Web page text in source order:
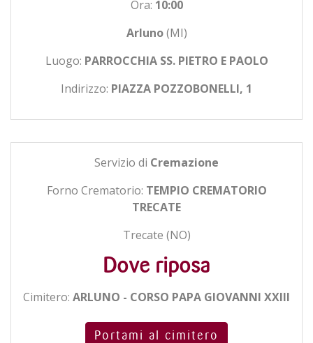
Ora: 10:00
Arluno(MI)
Luogo: PARROCCHIA SS. PIETRO E PAOLO
Indirizzo: PIAZZA POZZOBONELLI, 1
Servizio di Cremazione
Forno Crematorio: TEMPIO CREMATORIO
TRECATE
Trecate (NO)
Dove riposa
Cimitero: ARLUNO - CORSO PAPA GIOVANNI XXIII
Portami al cimitero